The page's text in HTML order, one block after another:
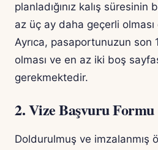
planladığınız kalış
az üç ay daha geçerli
Ayrıca, pasaportunuzun son
olması ve en az iki boş
gerekmektedir.
2. Vize Başvuru Formu
Doldurulmuş ve imzalanmış